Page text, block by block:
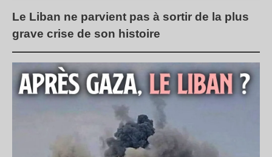
Le Liban ne parvient pas à sortir de la plus
grave crise de son histoire